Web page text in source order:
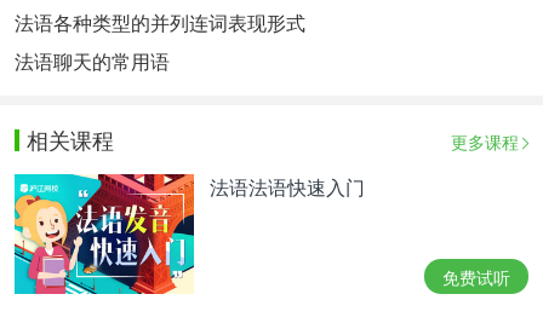
法语各种类型的并列连词表现形式
法语聊天的常用语
相关课程 更多课程
法语法语快速入门
免费试听